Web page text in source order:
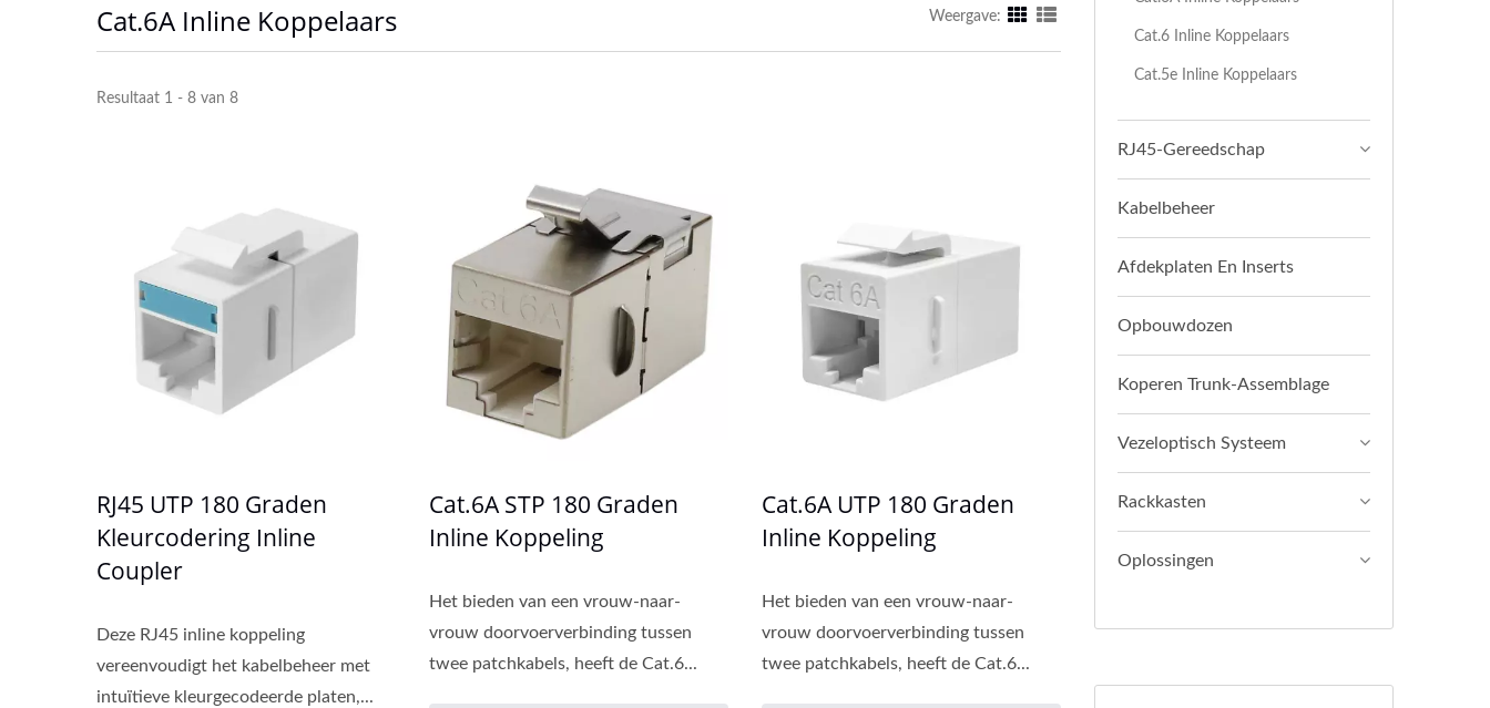
Cat.6A Inline Koppelaars Weergave:
Resultaat 1 - 8 van 8
RJ45 UTP 180 Graden
Kleurcodering Inline
Coupler
Deze RJ45 inline koppeling
vereenvoudigt het kabelbeheer met
intuïtieve kleurgecodeerde platen,...
Cat.6A STP 180 Graden
Inline Koppeling
Het bieden van een vrouw-naar-
vrouw doorvoerverbinding tussen
twee patchkabels, heeft de Cat.6...
Cat.6A UTP 180 Graden
Inline Koppeling
Het bieden van een vrouw-naar-
vrouw doorvoerverbinding tussen
twee patchkabels, heeft de Cat.6...
Cat.6 Inline Koppelaars
Cat.5e Inline Koppelaars
RJ45-Gereedschap
Kabelbeheer
Afdekplaten En Inserts
Opbouwdozen
Koperen Trunk-Assemblage
Vezeloptisch Systeem
Rackkasten
Oplossingen